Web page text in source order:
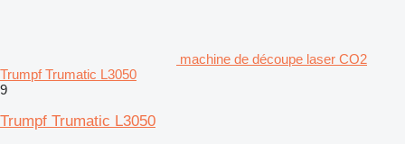
machine de découpe laser CO2
Trumpf Trumatic L3050
9
Trumpf Trumatic L3050